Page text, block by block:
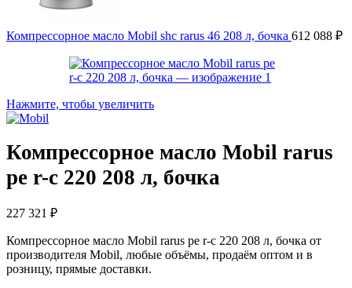
Компрессорное масло Mobil shc rarus 46 208 л, бочка 612 088 ₽
Нажмите, чтобы увеличить
Компрессорное масло Mobil rarus
pe r-c 220 208 л, бочка
227 321 ₽
Компрессорное масло Mobil rarus pe r-c 220 208 л, бочка от
производителя Mobil, любые объёмы, продаём оптом и в
розницу, прямые доставки.